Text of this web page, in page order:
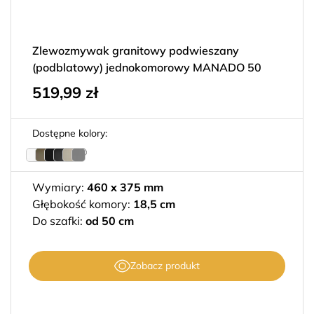
Zlewozmywak granitowy podwieszany
(podblatowy) jednokomorowy MANADO 50
519,99 zł
Dostępne kolory:
Wymiary: 460 x 375 mm
Głębokość komory: 18,5 cm
Do szafki: od 50 cm
Zobacz produkt